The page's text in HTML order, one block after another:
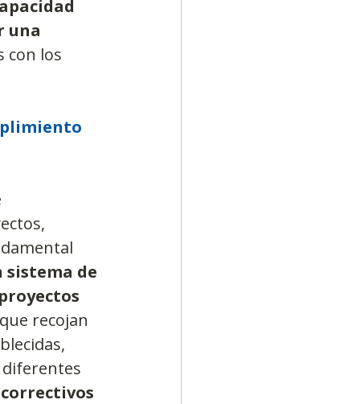
una
con los
sistema de
recojan